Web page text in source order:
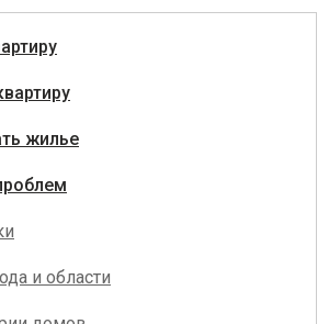
жилье
и области